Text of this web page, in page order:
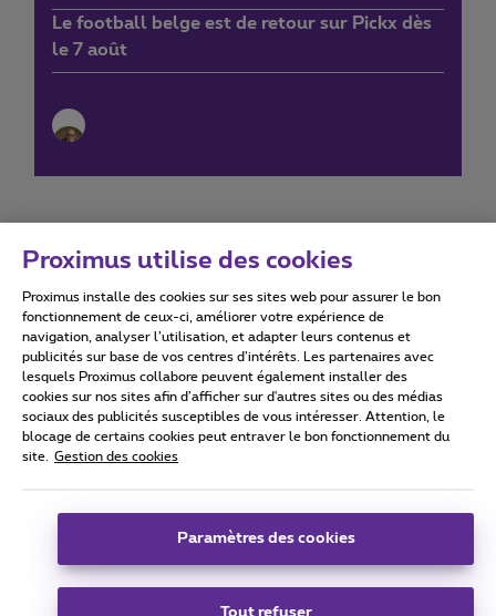
Le football belge est de retour sur Pickx dès
le 7 août
Conditions d'utilisation Accessibility statement
Tous droits réservés. © 2026 Proximus
Conditions générales, info consommateur
Coordonnées de l’entreprise
Boulevard du Roi Albert II 27 - B-1030 Bruxelles.
Proximus utilise des cookies
Proximus installe des cookies sur ses sites web pour assurer le bon
fonctionnement de ceux-ci, améliorer votre expérience de
navigation, analyser l’utilisation, et adapter leurs contenus et
publicités sur base de vos centres d’intérêts. Les partenaires avec
lesquels Proximus collabore peuvent également installer des
cookies sur nos sites afin d’afficher sur d'autres sites ou des médias
sociaux des publicités susceptibles de vous intéresser. Attention, le
blocage de certains cookies peut entraver le bon fonctionnement du
site.
Gestion des cookies
Paramètres des cookies
Tout refuser